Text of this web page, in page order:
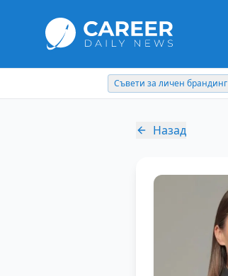
Съвети за личен брандинг
Назад